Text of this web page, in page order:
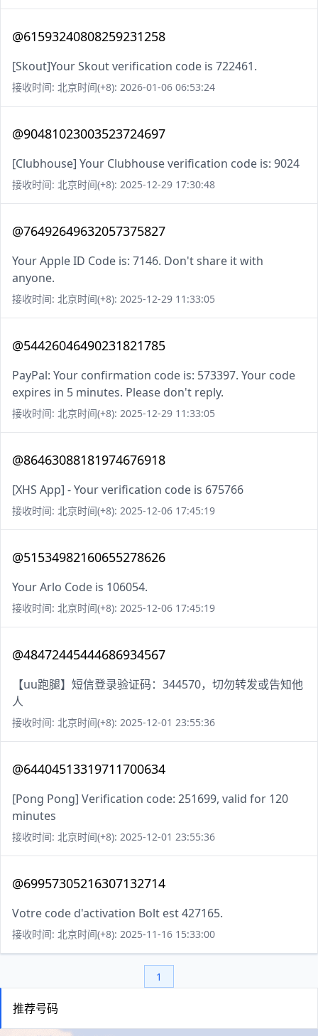
@61593240808259231258
[Skout]Your Skout verification code is 722461.
接收时间: 北京时间(+8): 2026-01-06 06:53:24
@90481023003523724697
[Clubhouse] Your Clubhouse verification code is: 9024
接收时间: 北京时间(+8): 2025-12-29 17:30:48
@76492649632057375827
Your Apple ID Code is: 7146. Don't share it with
anyone.
接收时间: 北京时间(+8): 2025-12-29 11:33:05
@54426046490231821785
PayPal: Your confirmation code is: 573397. Your code
expires in 5 minutes. Please don't reply.
接收时间: 北京时间(+8): 2025-12-29 11:33:05
@86463088181974676918
[XHS App] - Your verification code is 675766
接收时间: 北京时间(+8): 2025-12-06 17:45:19
@51534982160655278626
Your Arlo Code is 106054.
接收时间: 北京时间(+8): 2025-12-06 17:45:19
@48472445444686934567
【uu跑腿】短信登录验证码：344570，切勿转发或告知他
人
接收时间: 北京时间(+8): 2025-12-01 23:55:36
@64404513319711700634
[Pong Pong] Verification code: 251699, valid for 120
minutes
接收时间: 北京时间(+8): 2025-12-01 23:55:36
@69957305216307132714
Votre code d'activation Bolt est 427165.
接收时间: 北京时间(+8): 2025-11-16 15:33:00
1
推荐号码